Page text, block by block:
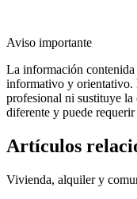
Aviso importante
La información contenida
informativo y orientativo.
profesional ni sustituye la
diferente y puede
Artículos
Vivienda, alquiler y